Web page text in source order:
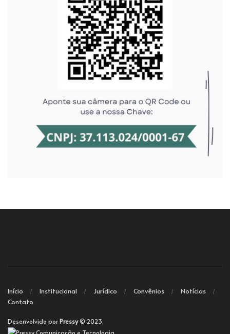
Início Institucional Jurídico Convênios
Notícias
Contato
Desenvolvido porPressy© 2023